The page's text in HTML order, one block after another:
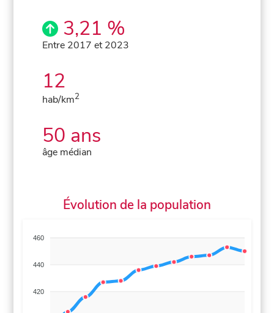
3,21 %
Entre 2017 et 2023
12
hab/km2
50 ans
âge médian
Évolution de la population
460
440
420